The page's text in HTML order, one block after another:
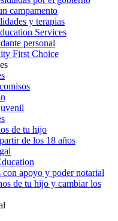
campamento
y terapias
Services
personal
First Choice
de tu hijo
de los 18 años
con apoyo y poder notarial
de tu hijo y cambiar los